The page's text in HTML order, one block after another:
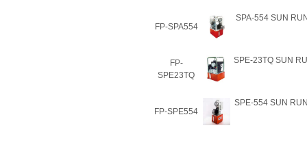
FP-SPA554
SPA-554 SUN
FP-
SPE23TQ
SPE-23TQ SUN
FP-SPE554
SPE-554 SUN